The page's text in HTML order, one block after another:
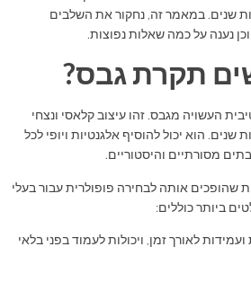
שנים. במאמר זה, נחקור את השלבים
נענה על כמה שאלות נפוצות.
תקרת גבס?
העשויה מגבס. זהו עיצוב קלאסי ונצחי
הוא יכול להוסיף אלגנטיות ויופי לכל
מסורתיים והיסטוריים.
שהופכים אותה לבחירה פופולרית עבור בעלי
ביותר כוללים:
לאורך זמן, ויכולות לעמוד בפני בלאי